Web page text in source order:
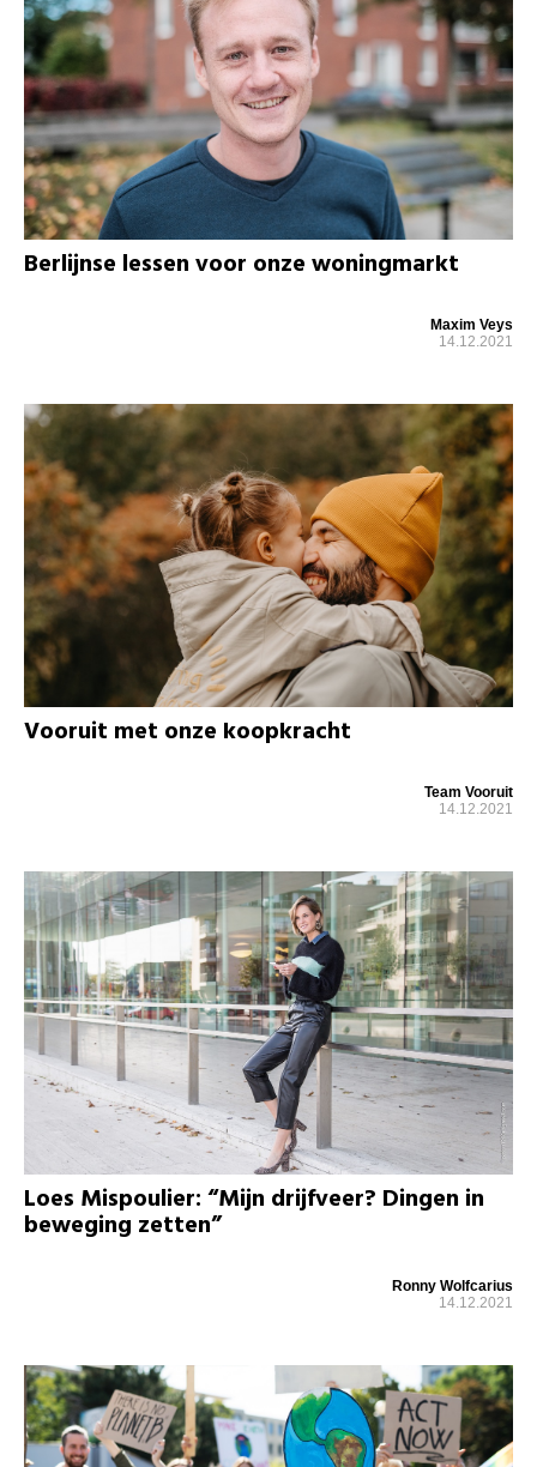
Berlijnse lessen voor onze woningmarkt
Maxim Veys
14.12.2021
Vooruit met onze koopkracht
Team Vooruit
14.12.2021
Loes Mispoulier: “Mijn drijfveer? Dingen in
beweging zetten”
Ronny Wolfcarius
14.12.2021